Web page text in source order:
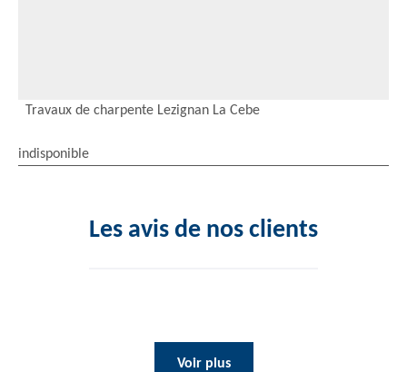
Travaux de charpente Lezignan La Cebe
indisponible
Les avis de nos clients
Voir plus